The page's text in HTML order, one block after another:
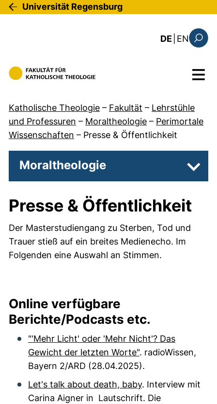
Direkt zum Inhalt
Universität Regensburg
DE EN: the
Menü
Katholische Theologie – Fakultät – Lehrstühle
und Professuren – Moraltheologie – Perimortale
Wissenschaften – Presse & Öffentlichkeit
Moraltheologie
Presse & Öffentlichkeit
Der Masterstudiengang zu Sterben, Tod und
Trauer stieß auf ein breites Medienecho. Im
Folgenden eine Auswahl an Stimmen.
Online verfügbare
Berichte/Podcasts etc.
"'Mehr Licht' oder 'Mehr Nicht'? Das
Gewicht der letzten Worte". radioWissen,
Bayern 2/ARD (28.04.2025).
Let's talk about death, baby. Interview mit
Carina Aigner in Lautschrift. Die